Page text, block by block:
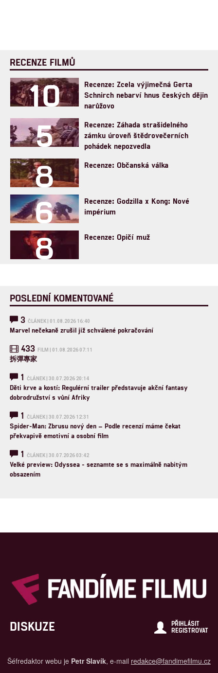
RECENZE FILMŮ
10
Recenze: Zcela výjimečná Gerta
Schnirch nebarví hnus českých dějin
narůžovo
5
Recenze: Záhada strašidelného
zámku úroveň štědrovečerních
pohádek nepozvedla
8 Recenze: Občanská válka
6
Recenze: Godzilla x Kong: Nové
impérium
8 Recenze: Opičí muž
POSLEDNÍ KOMENTOVANÉ
3 ČLÁNEK | 01.08.2026 16:40
Marvel nečekaně zrušil již schválené pokračování
433 FILM | 01.08.2026 07:11
拆彈專家
1 ČLÁNEK | 30.07.2026 20:14
Děti krve a kostí: Regulérní trailer představuje akční fantasy
dobrodružství s vůní Afriky
1 ČLÁNEK | 30.07.2026 12:31
Spider-Man: Zbrusu nový den – Podle recenzí máme čekat
překvapivě emotivní a osobní film
1 ČLÁNEK | 30.07.2026 03:42
Velké preview: Odyssea - seznamte se s maximálně nabitým
obsazením
PŘIHLÁSIT
REGISTROVAT
DISKUZE
Šéfredaktor webu je Petr Slavík, e-mail redakce@fandimefilmu.cz